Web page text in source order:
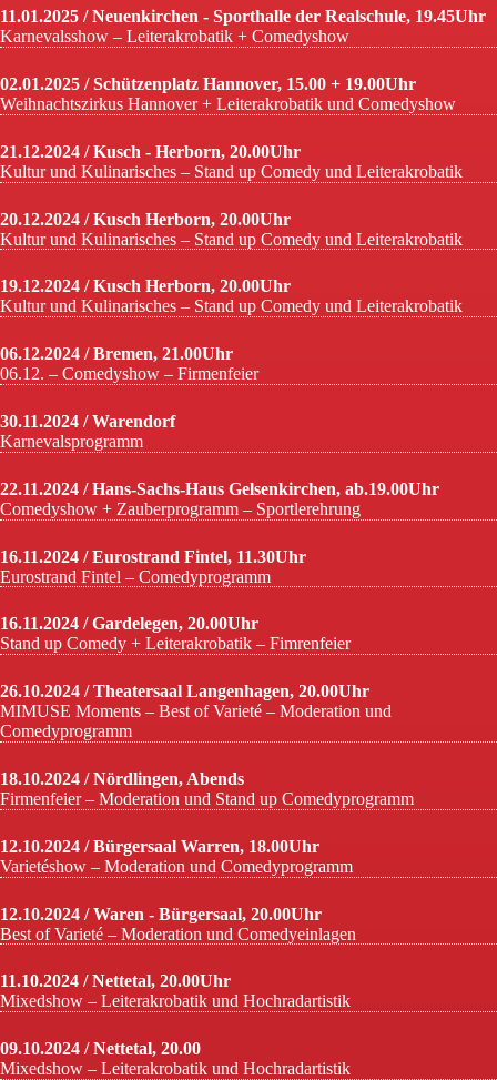
11.01.2025 / Neuenkirchen - Sporthalle der Realschule, 19.45Uhr
Karnevalsshow – Leiterakrobatik + Comedyshow
02.01.2025 / Schützenplatz Hannover, 15.00 + 19.00Uhr
Weihnachtszirkus Hannover + Leiterakrobatik und Comedyshow
21.12.2024 / Kusch - Herborn, 20.00Uhr
Kultur und Kulinarisches – Stand up Comedy und Leiterakrobatik
20.12.2024 / Kusch Herborn, 20.00Uhr
Kultur und Kulinarisches – Stand up Comedy und Leiterakrobatik
19.12.2024 / Kusch Herborn, 20.00Uhr
Kultur und Kulinarisches – Stand up Comedy und Leiterakrobatik
06.12.2024 / Bremen, 21.00Uhr
06.12. – Comedyshow – Firmenfeier
30.11.2024 / Warendorf
Karnevalsprogramm
22.11.2024 / Hans-Sachs-Haus Gelsenkirchen, ab.19.00Uhr
Comedyshow + Zauberprogramm – Sportlerehrung
16.11.2024 / Eurostrand Fintel, 11.30Uhr
Eurostrand Fintel – Comedyprogramm
16.11.2024 / Gardelegen, 20.00Uhr
Stand up Comedy + Leiterakrobatik – Fimrenfeier
26.10.2024 / Theatersaal Langenhagen, 20.00Uhr
MIMUSE Moments – Best of Varieté – Moderation und
Comedyprogramm
18.10.2024 / Nördlingen, Abends
Firmenfeier – Moderation und Stand up Comedyprogramm
12.10.2024 / Bürgersaal Warren, 18.00Uhr
Varietéshow – Moderation und Comedyprogramm
12.10.2024 / Waren - Bürgersaal, 20.00Uhr
Best of Varieté – Moderation und Comedyeinlagen
11.10.2024 / Nettetal, 20.00Uhr
Mixedshow – Leiterakrobatik und Hochradartistik
09.10.2024 / Nettetal, 20.00
Mixedshow – Leiterakrobatik und Hochradartistik